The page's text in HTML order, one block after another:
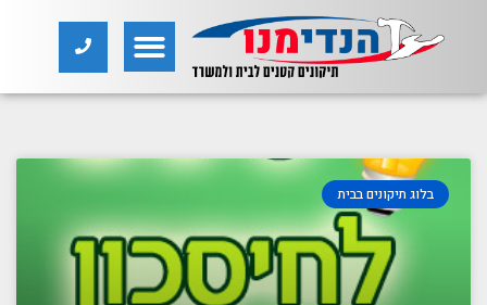
תנור אפייה
בלוג תיקונים בבית